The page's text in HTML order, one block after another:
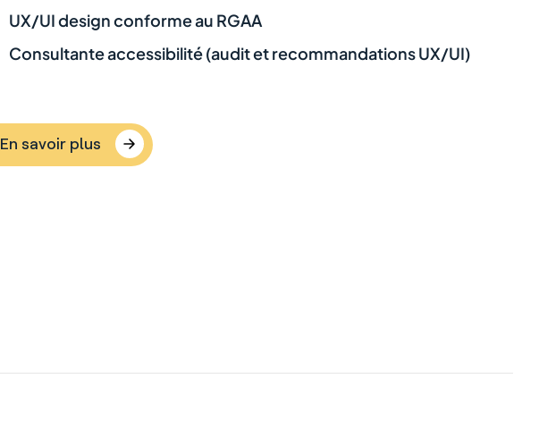
UX/UI design conforme au RGAA
Consultante accessibilité (audit et recommandations UX/UI)
En savoir plus